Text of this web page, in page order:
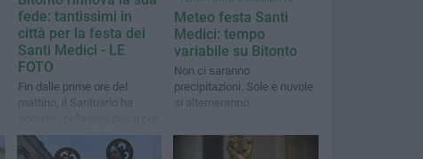
fede: tantissimi in
città per la festa dei
Santi Medici - LE
FOTO
Fin dalle prime ore del
mattino, il Santuario ha
rendere omaggio ai due
taumaturghi
Meteo festa Santi
Medici: tempo
variabile su Bitonto
Non ci saranno
precipitazioni. Sole e nuvole
si alterneranno